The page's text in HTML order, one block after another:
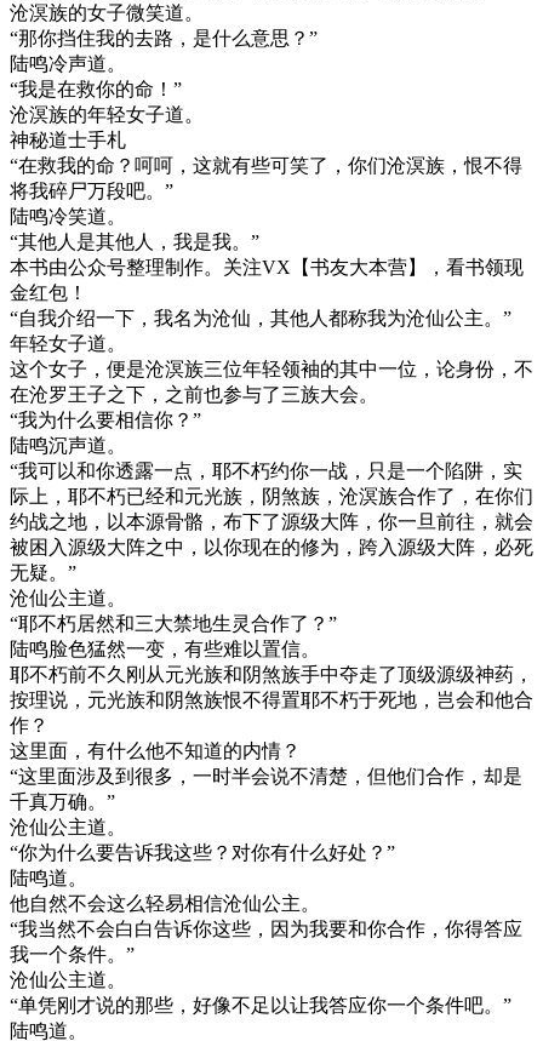
沧溟族的女子微笑道。
“那你挡住我的去路，是什么意思？”
陆鸣冷声道。
“我是在救你的命！”
沧溟族的年轻女子道。
神秘道士手札
“在救我的命？呵呵，这就有些可笑了，你们沧溟族，恨不得
将我碎尸万段吧。”
陆鸣冷笑道。
“其他人是其他人，我是我。”
本书由公众号整理制作。关注VX【书友大本营】，看书领现
金红包！
“自我介绍一下，我名为沧仙，其他人都称我为沧仙公主。”
年轻女子道。
这个女子，便是沧溟族三位年轻领袖的其中一位，论身份，不
在沧罗王子之下，之前也参与了三族大会。
“我为什么要相信你？”
陆鸣沉声道。
“我可以和你透露一点，耶不朽约你一战，只是一个陷阱，实
际上，耶不朽已经和元光族，阴煞族，沧溟族合作了，在你们
约战之地，以本源骨骼，布下了源级大阵，你一旦前往，就会
被困入源级大阵之中，以你现在的修为，跨入源级大阵，必死
无疑。”
沧仙公主道。
“耶不朽居然和三大禁地生灵合作了？”
陆鸣脸色猛然一变，有些难以置信。
耶不朽前不久刚从元光族和阴煞族手中夺走了顶级源级神药，
按理说，元光族和阴煞族恨不得置耶不朽于死地，岂会和他合
作？
这里面，有什么他不知道的内情？
“这里面涉及到很多，一时半会说不清楚，但他们合作，却是
千真万确。”
沧仙公主道。
“你为什么要告诉我这些？对你有什么好处？”
陆鸣道。
他自然不会这么轻易相信沧仙公主。
“我当然不会白白告诉你这些，因为我要和你合作，你得答应
我一个条件。”
沧仙公主道。
“单凭刚才说的那些，好像不足以让我答应你一个条件吧。”
陆鸣道。